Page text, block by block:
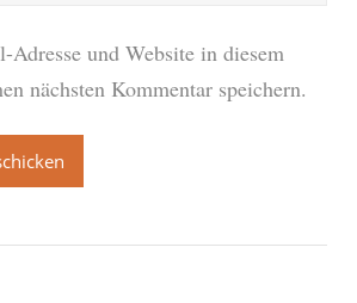
und Website in diesem
nächsten Kommentar speichern.